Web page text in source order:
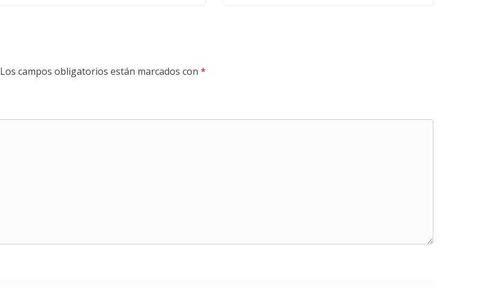
Los campos obligatorios están marcados con *